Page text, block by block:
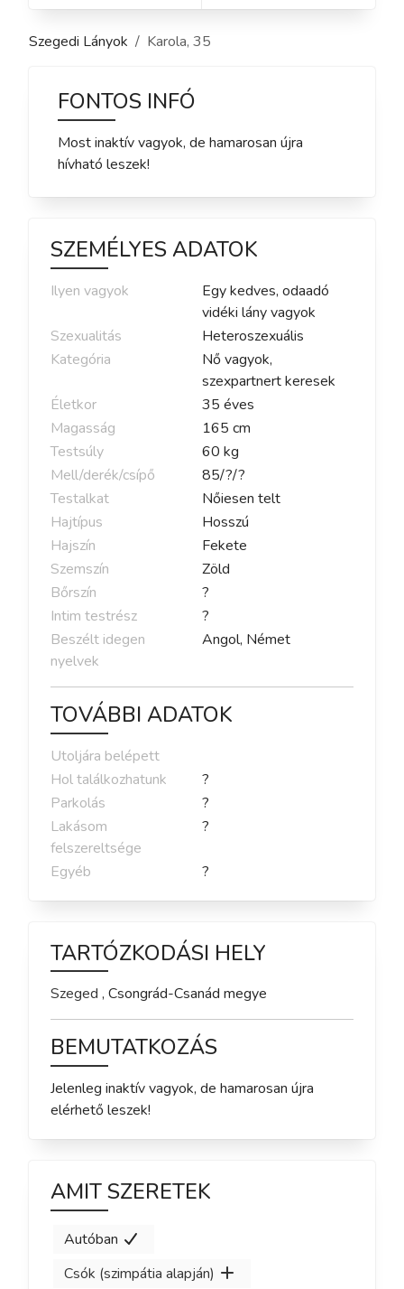
Szegedi Lányok Karola, 35
FONTOS INFÓ
Most inaktív vagyok, de hamarosan újra
hívható leszek!
SZEMÉLYES ADATOK
Ilyen vagyok
Egy kedves, odaadó
vidéki lány vagyok
Szexualitás
Heteroszexuális
Kategória
Nő vagyok,
szexpartnert keresek
Életkor
35 éves
Magasság
165 cm
Testsúly
60 kg
Mell/derék/csípő
85/?/?
Testalkat
Nőiesen telt
Hajtípus
Hosszú
Hajszín
Fekete
Szemszín
Zöld
Bőrszín
?
Intim testrész
?
Beszélt idegen
nyelvek
Angol, Német
TOVÁBBI ADATOK
Utoljára belépett
Hol találkozhatunk
?
Parkolás
?
Lakásom
felszereltsége
?
Egyéb ?
TARTÓZKODÁSI HELY
Szeged , Csongrád-Csanád megye
BEMUTATKOZÁS
Jelenleg inaktív vagyok, de hamarosan újra
elérhető leszek!
AMIT SZERETEK
Autóban
Csók (szimpátia alapján)